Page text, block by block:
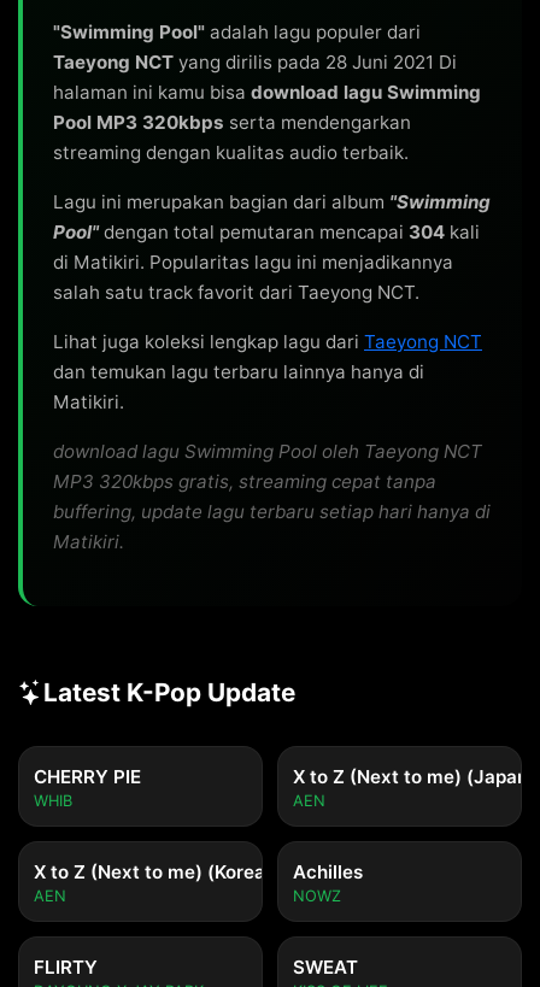
"Swimming Pool" adalah lagu populer dari
Taeyong NCT yang dirilis pada 28 Juni 2021 Di
halaman ini kamu bisa download lagu Swimming
Pool MP3 320kbps serta mendengarkan
streaming dengan kualitas audio terbaik.
Lagu ini merupakan bagian dari album "Swimming
Pool"dengan total pemutaran mencapai 304 kali
di Matikiri. Popularitas lagu ini menjadikannya
salah satu track favorit dari Taeyong NCT.
Lihat juga koleksi lengkap lagu dari Taeyong NCT
dan temukan lagu terbaru lainnya hanya di
Matikiri.
download lagu Swimming Pool oleh Taeyong NCT
MP3 320kbps gratis, streaming cepat tanpa
buffering, update lagu terbaru setiap hari hanya di
Matikiri.
Latest K-Pop Update
CHERRY PIE
WHIB
X to Z (Next to me)
AEN
X to Z (Next to me) (Korean ver.)
AEN
Achilles
NOWZ
FLIRTY SWEAT